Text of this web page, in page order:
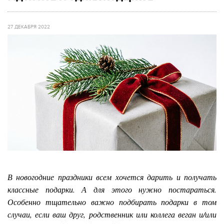
27 ДЕКАБРЯ 2022
В новогодние праздники всем хочется дарить и получать
классные подарки. А для этого нужно постараться.
Особенно тщательно важно подбирать подарки в том
случаи, если ваш друг, родственник или коллега веган и/или